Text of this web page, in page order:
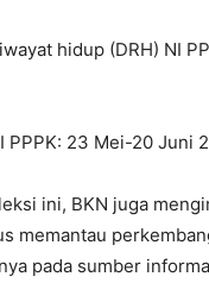
hidup (DRH) NI
PPPK: 23 Mei-20 Juni
ini, BKN juga
memantau
pada sumber